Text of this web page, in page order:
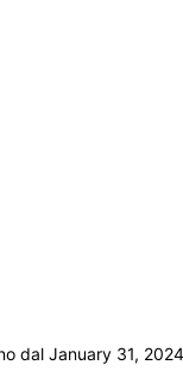
dal January 31, 2024